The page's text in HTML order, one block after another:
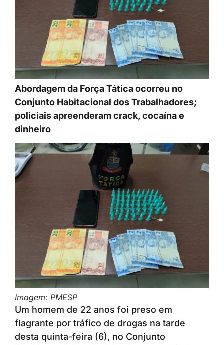
Abordagem da Força Tática ocorreu no
Conjunto Habitacional dos Trabalhadores;
policiais apreenderam crack, cocaína e
dinheiro
Imagem: PMESP
Um homem de 22 anos foi preso em
flagrante por tráfico de drogas na tarde
desta quinta-feira (6), no Conjunto